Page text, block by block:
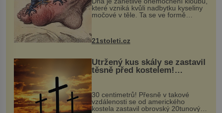
které vzniká kvůli nadbytku kyseliny
močové v těle. Ta se ve formě
nohou, a způsobuje bole...
21stoleti.cz
Utržený kus skály se zastavil
těsně před kostelem!
Ochránila ho boží síla?
30 centimetrů! Přesně v takové
vzdálenosti se od amerického
kostela zastavil obrovský 20tunový